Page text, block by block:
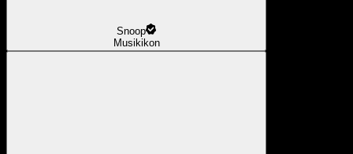
Snoop
Musikikon